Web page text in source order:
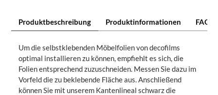
Produktbeschreibung Produktinformationen FAQ
Um die selbstklebenden Möbelfolien von decofilms
optimal installieren zu können, empfiehlt es sich, die
Folien entsprechend zuzuschneiden. Messen Sie dazu im
Vorfeld die zu beklebende Fläche aus. Anschließend
können Sie mit unserem Kantenlineal schwarz die